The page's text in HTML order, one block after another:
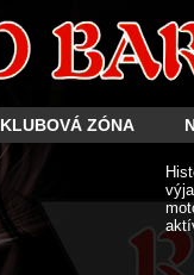
KLUBOVÁ ZÓNA